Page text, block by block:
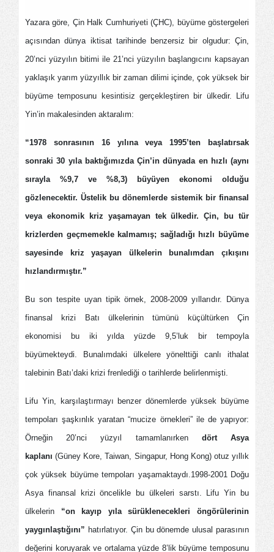
Yazara göre, Çin Halk Cumhuriyeti (ÇHC), büyüme göstergeleri
açısından dünya iktisat tarihinde benzersiz bir olgudur: Çin,
20’nci yüzyılın bitimi ile 21’nci yüzyılın başlangıcını kapsayan
yaklaşık yarım yüzyıllık bir zaman dilimi içinde, çok yüksek bir
büyüme temposunu kesintisiz gerçekleştiren bir ülkedir. Lifu
Yin’in makalesinden aktaralım:
“1978 sonrasının 16 yılına veya 1995’ten başlatırsak
sonraki 30 yıla baktığımızda Çin’in dünyada en hızlı (aynı
sırayla %9,7 ve %8,3) büyüyen ekonomi olduğu
gözlenecektir. Üstelik bu dönemlerde sistemik bir finansal
veya ekonomik kriz yaşamayan tek ülkedir. Çin, bu tür
krizlerden geçmemekle kalmamış; sağladığı hızlı büyüme
sayesinde kriz yaşayan ülkelerin bunalımdan çıkışını
hızlandırmıştır.”
Bu son tespite uyan tipik örnek, 2008-2009 yıllarıdır. Dünya
finansal krizi Batı ülkelerinin tümünü küçültürken Çin
ekonomisi bu iki yılda yüzde 9,5’luk bir tempoyla
büyümekteydi. Bunalımdaki ülkelere yönelttiği canlı ithalat
talebinin Batı’daki krizi frenlediği o tarihlerde belirlenmişti.
Lifu Yin, karşılaştırmayı benzer dönemlerde yüksek büyüme
tempoları şaşkınlık yaratan “mucize örnekleri” ile de yapıyor:
Örneğin 20’nci yüzyıl tamamlanırken dört Asya
kaplanı (Güney Kore, Taiwan, Singapur, Hong Kong) otuz yıllık
çok yüksek büyüme tempoları yaşamaktaydı.1998-2001 Doğu
Asya finansal krizi öncelikle bu ülkeleri sarstı. Lifu Yin bu
ülkelerin “on kayıp yıla sürüklenecekleri öngörülerinin
yaygınlaştığını” hatırlatıyor. Çin bu dönemde ulusal parasının
değerini koruyarak ve ortalama yüzde 8’lik büyüme temposunu